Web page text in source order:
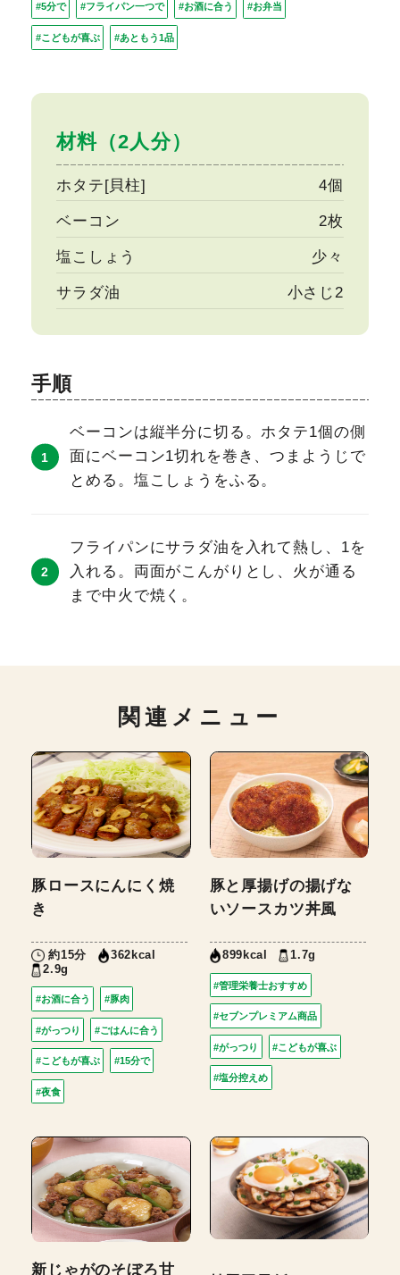
材料（2人分）
ホタテ[貝柱] 4個
ベーコン 2枚
塩こしょう 少々
サラダ油 小さじ2
#5分で #フライパン一つで #お酒に合う #お弁当
#こどもが喜ぶ #あともう1品
手順
ベーコンは縦半分に切る。ホタテ1個の側
面にベーコン1切れを巻き、つまようじで
とめる。塩こしょうをふる。
フライパンにサラダ油を入れて熱し、1を
入れる。両面がこんがりとし、火が通る
まで中火で焼く。
関連メニュー
豚ロースにんにく焼
き
約15分
362kcal
2.9g
#お酒に合う #豚肉
#がっつり #ごはんに合う
#こどもが喜ぶ #15分で
#夜食
豚と厚揚げの揚げな
いソースカツ丼風
899kcal 1.7g
#管理栄養士おすすめ
#セブンプレミアム商品
#がっつり #こどもが喜ぶ
#塩分控えめ
新じゃがのそぼろ甘